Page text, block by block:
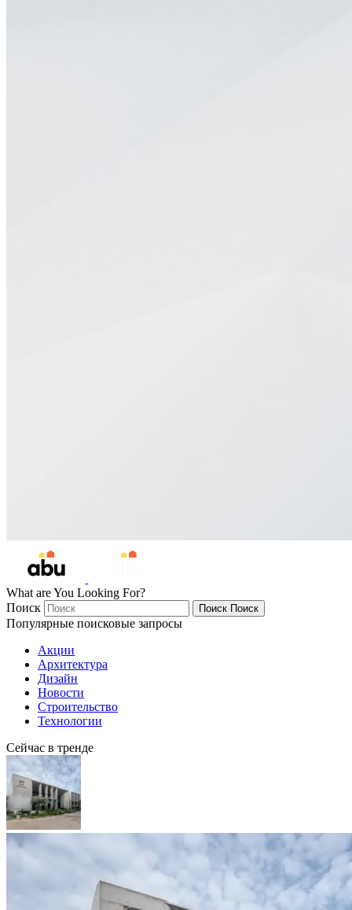
What are You Looking For?
Поиск
Поиск Поиск
Популярные поисковые запросы
Акции
Архитектура
Дизайн
Новости
Строительство
Технологии
Сейчас в тренде